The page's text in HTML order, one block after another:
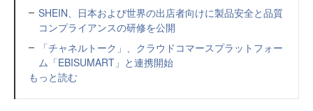
SHEIN、日本および世界の出店者向けに製品安全と品質
コンプライアンスの研修を公開
「チャネルトーク」、クラウドコマースプラットフォー
ム「EBISUMART」と連携開始
もっと読む